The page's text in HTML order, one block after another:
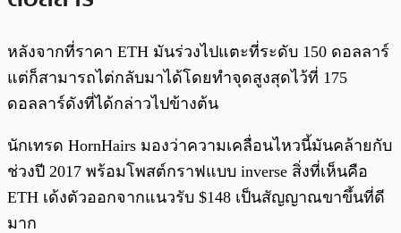
หลังจากที่ราคา ETH มันร่วงไปแตะที่ระดับ 150 ดอลลาร์
แต่ก็สามารถไต่กลับมาได้โดยทำจุดสูงสุดไว้ที่ 175
ดอลลาร์ดังที่ได้กล่าวไปข้างต้น
นักเทรด HornHairs มองว่าความเคลื่อนไหวนี้มันคล้ายกับ
ช่วงปี 2017 พร้อมโพสต์กราฟแบบ inverse สิ่งที่เห็นคือ
ETH เด้งตัวออกจากแนวรับ $148 เป็นสัญญาณขาขึ้นที่ดี
มาก